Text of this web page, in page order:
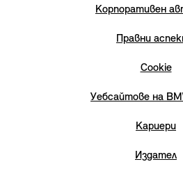
Корпоративен
Правни
Cookie
Уебсайтове на
Кариери
Издател